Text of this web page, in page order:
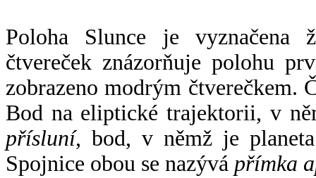
Poloha Slunce je vyznačena
čtvereček znázorňuje polohu
zobrazeno modrým čtverečkem.
Bod na eliptické trajektorii, v
přísluní, bod, v němž je
Spojnice obou se nazývá přímka